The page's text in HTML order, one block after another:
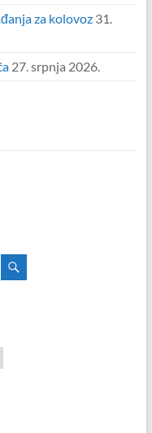
za kolovoz 31.
27. srpnja 2026.